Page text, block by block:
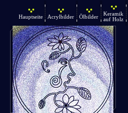
Hauptseite Acrylbilder Ölbilder
Keramik
auf Holz